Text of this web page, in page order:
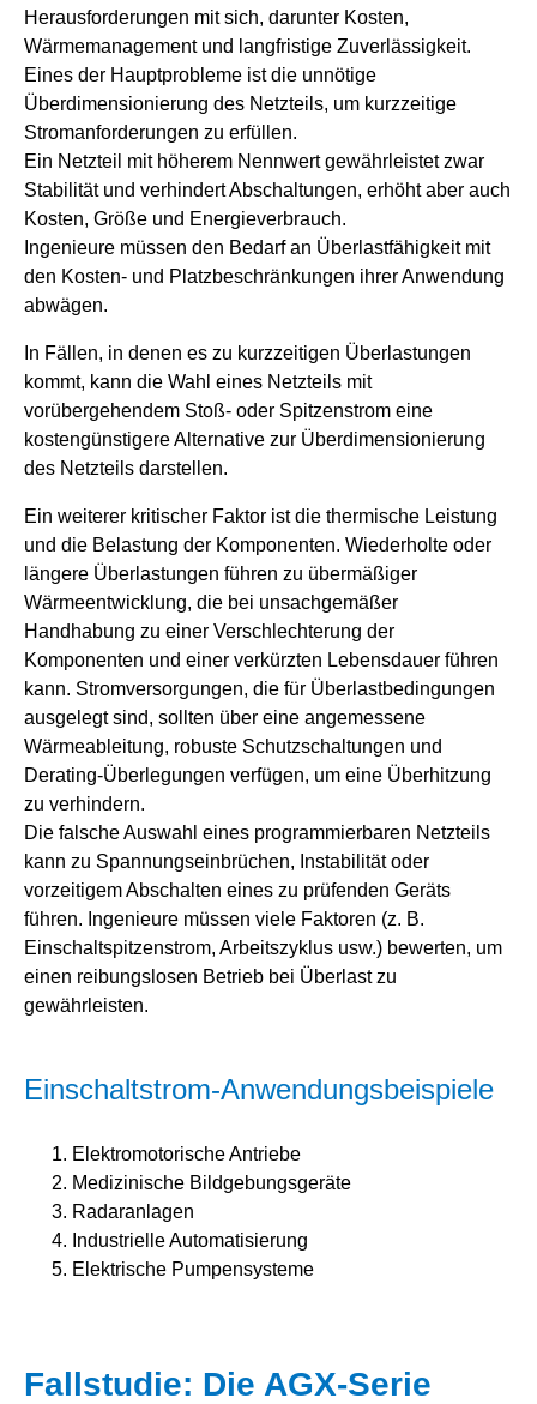
Herausforderungen mit sich, darunter Kosten,
Wärmemanagement und langfristige Zuverlässigkeit.
Eines der Hauptprobleme ist die unnötige
Überdimensionierung des Netzteils, um kurzzeitige
Stromanforderungen zu erfüllen.
Ein Netzteil mit höherem Nennwert gewährleistet zwar
Stabilität und verhindert Abschaltungen, erhöht aber auch
Kosten, Größe und Energieverbrauch.
Ingenieure müssen den Bedarf an Überlastfähigkeit mit
den Kosten- und Platzbeschränkungen ihrer Anwendung
abwägen.
In Fällen, in denen es zu kurzzeitigen Überlastungen
kommt, kann die Wahl eines Netzteils mit
vorübergehendem Stoß- oder Spitzenstrom eine
kostengünstigere Alternative zur Überdimensionierung
des Netzteils darstellen.
Ein weiterer kritischer Faktor ist die thermische Leistung
und die Belastung der Komponenten. Wiederholte oder
längere Überlastungen führen zu übermäßiger
Wärmeentwicklung, die bei unsachgemäßer
Handhabung zu einer Verschlechterung der
Komponenten und einer verkürzten Lebensdauer führen
kann. Stromversorgungen, die für Überlastbedingungen
ausgelegt sind, sollten über eine angemessene
Wärmeableitung, robuste Schutzschaltungen und
Derating-Überlegungen verfügen, um eine Überhitzung
zu verhindern.
Die falsche Auswahl eines programmierbaren Netzteils
kann zu Spannungseinbrüchen, Instabilität oder
vorzeitigem Abschalten eines zu prüfenden Geräts
führen. Ingenieure müssen viele Faktoren (z. B.
Einschaltspitzenstrom, Arbeitszyklus usw.) bewerten, um
einen reibungslosen Betrieb bei Überlast zu
gewährleisten.
Einschaltstrom-Anwendungsbeispiele
Elektromotorische Antriebe
Medizinische Bildgebungsgeräte
Radaranlagen
Industrielle Automatisierung
Elektrische Pumpensysteme
Fallstudie: Die AGX-Serie